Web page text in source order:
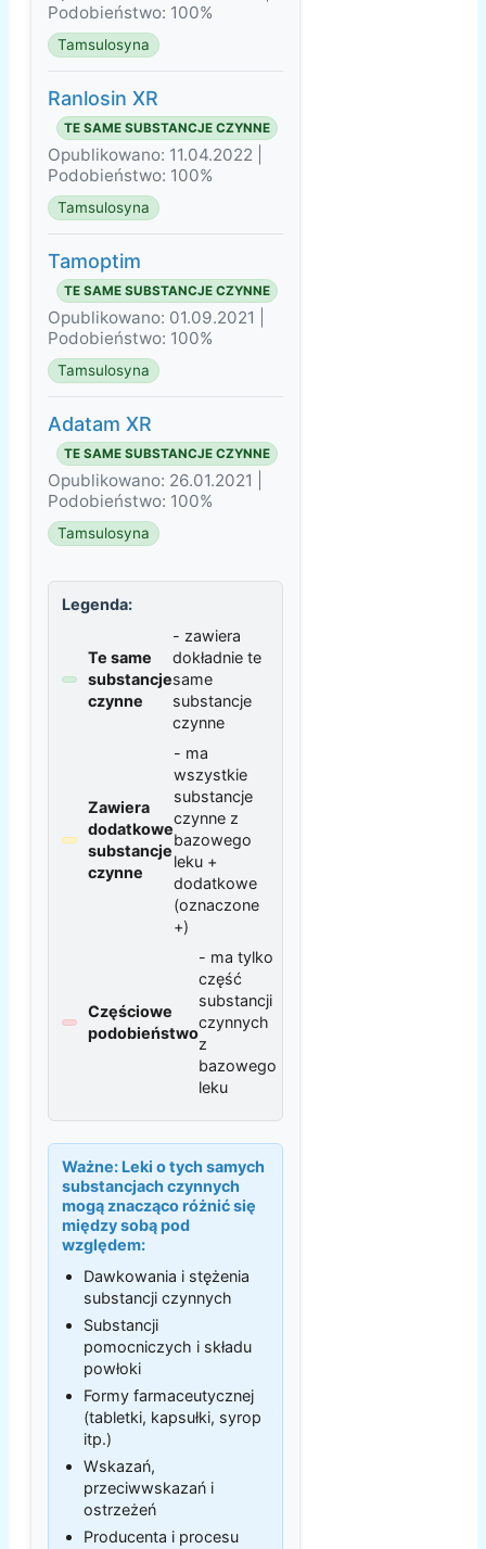
Podobieństwo: 100%
Tamsulosyna
Ranlosin XR
TE SAME SUBSTANCJE CZYNNE
Opublikowano: 11.04.2022 |
Podobieństwo: 100%
Tamsulosyna
Tamoptim
TE SAME SUBSTANCJE CZYNNE
Opublikowano: 01.09.2021 |
Podobieństwo: 100%
Tamsulosyna
Adatam XR
TE SAME SUBSTANCJE CZYNNE
Opublikowano: 26.01.2021 |
Podobieństwo: 100%
Tamsulosyna
Legenda:
Te same
substancje
czynne
- zawiera
dokładnie te
same
substancje
czynne
Zawiera
dodatkowe
substancje
czynne
- ma
wszystkie
substancje
czynne z
bazowego
leku +
dodatkowe
(oznaczone
+)
Częściowe
podobieństwo
- ma tylko
część
substancji
czynnych
z
bazowego
leku
Ważne: Leki o tych samych
substancjach czynnych
mogą znacząco różnić się
między sobą pod
względem:
Dawkowania i stężenia
substancji czynnych
Substancji
pomocniczych i składu
powłoki
Formy farmaceutycznej
(tabletki, kapsułki, syrop
itp.)
Wskazań,
przeciwwskazań i
ostrzeżeń
Producenta i procesu